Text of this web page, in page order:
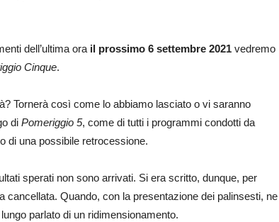
dell’ultima ora il prossimo 6 settembre 2021 vedremo
Cinque.
Tornerà così come lo abbiamo lasciato o vi saranno
di Pomeriggio 5, come di tutti i programmi condotti da
di una possibile retrocessione.
sperati non sono arrivati. Si era scritto, dunque, per
Quando, con la presentazione dei palinsesti, ne
parlato di un ridimensionamento.